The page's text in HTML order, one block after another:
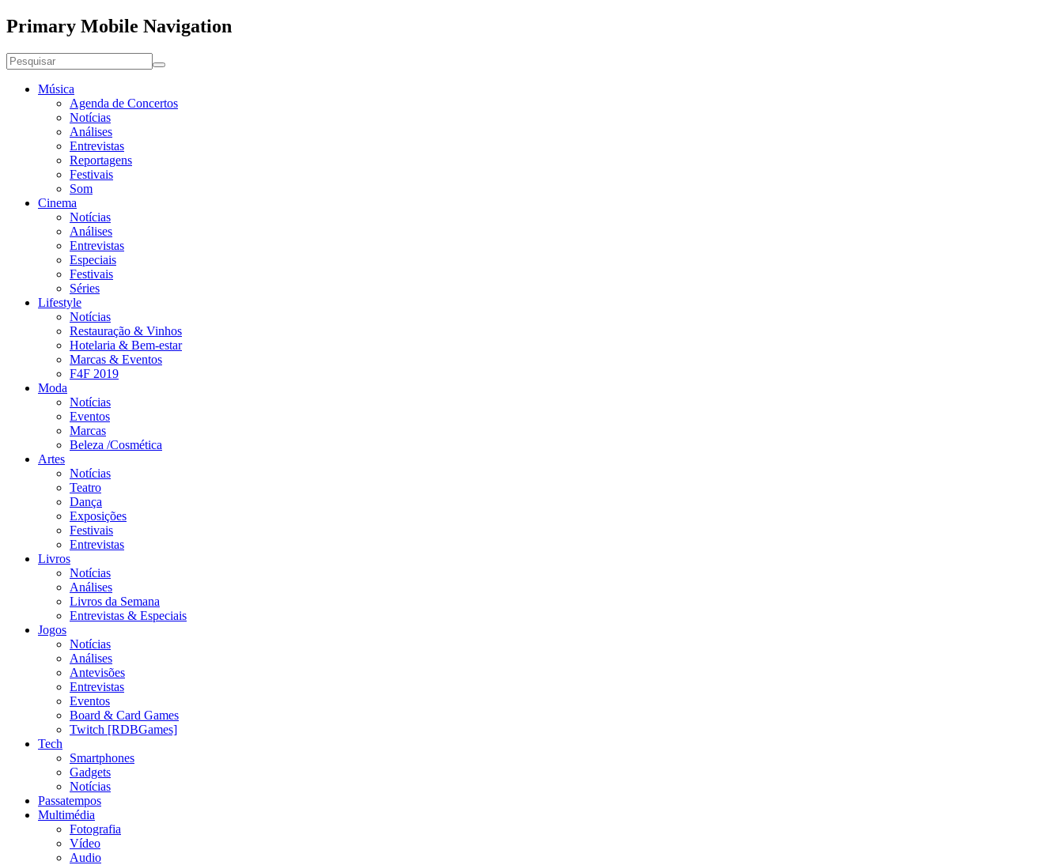
Primary Mobile Navigation
Música
Agenda de Concertos
Notícias
Análises
Entrevistas
Reportagens
Festivais
Som
Cinema
Notícias
Análises
Entrevistas
Especiais
Festivais
Séries
Lifestyle
Notícias
Restauração & Vinhos
Hotelaria & Bem-estar
Marcas & Eventos
F4F 2019
Moda
Notícias
Eventos
Marcas
Beleza /Cosmética
Artes
Notícias
Teatro
Dança
Exposições
Festivais
Entrevistas
Livros
Notícias
Análises
Livros da Semana
Entrevistas & Especiais
Jogos
Notícias
Análises
Antevisões
Entrevistas
Eventos
Board & Card Games
Twitch [RDBGames]
Tech
Smartphones
Gadgets
Notícias
Passatempos
Multimédia
Fotografia
Vídeo
Audio